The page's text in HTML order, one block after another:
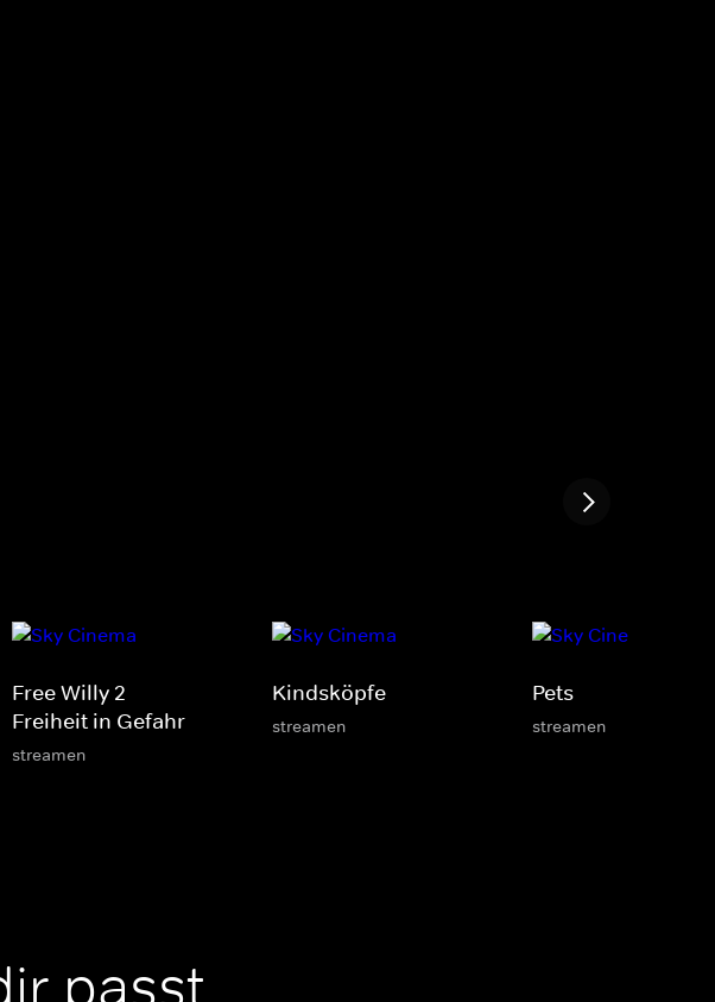
Free Willy 2 -
Freiheit in Gefahr
streamen
Kindsköpfe
streamen
Pets
streamen
passt